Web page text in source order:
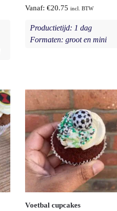
Vanaf: €20.75 incl. BTW
Productietijd: 1 dag
Formaten: groot en mini
Voetbal cupcakes